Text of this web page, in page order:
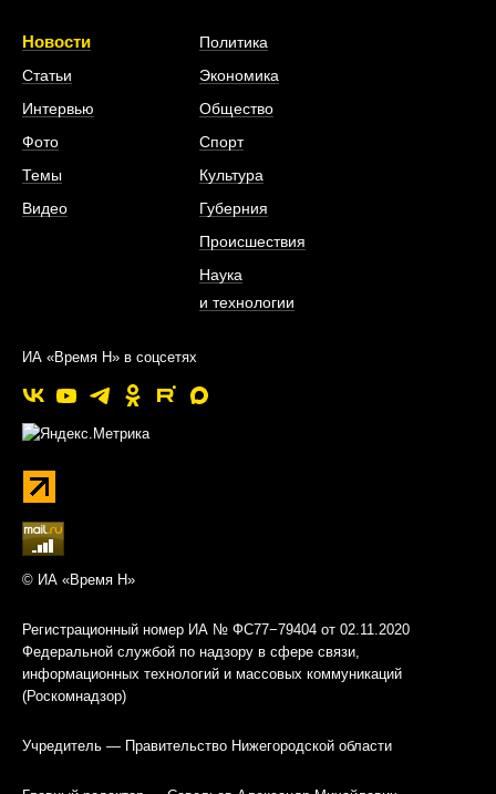
Новости
Статьи
Интервью
Фото
Темы
Видео
Политика
Экономика
Общество
Спорт
Культура
Губерния
Происшествия
Наука
и технологии
ИА «Время Н» в соцсетях
© ИА «Время Н»
Регистрационный номер ИА № ФС77−79404 от 02.11.2020
Федеральной службой по надзору в сфере связи,
информационных технологий и массовых коммуникаций
(Роскомнадзор)
Учредитель — Правительство Нижегородской области